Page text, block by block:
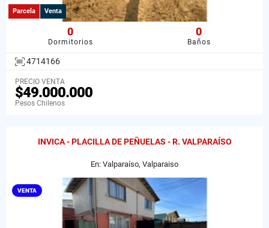
Parcela Venta
0
Dormitorios
0
Baños
4714166
PRECIO VENTA
$49.000.000
Pesos Chilenos
INVICA - PLACILLA DE PEÑUELAS - R. VALPARAÍSO
En: Valparaíso, Valparaiso
VENTA